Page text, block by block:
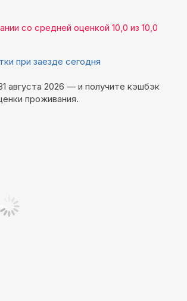
со средней оценкой 10,0 из 10,0
при заезде сегодня
августа 2026 — и получите кэшбэк
проживания.